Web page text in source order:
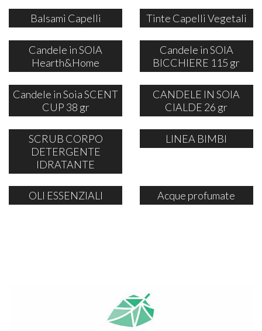
Balsami Capelli Tinte Capelli Vegetali
Candele in SOIA
Hearth&Home
Candele in SOIA
BICCHIERE 115 gr
Candele in Soia SCENT
CUP 38 gr
CANDELE IN SOIA
CIALDE 26 gr
SCRUB CORPO
DETERGENTE
IDRATANTE
LINEA BIMBI
OLI ESSENZIALI Acque profumate